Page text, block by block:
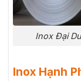
Inox Đại
Inox Hạnh